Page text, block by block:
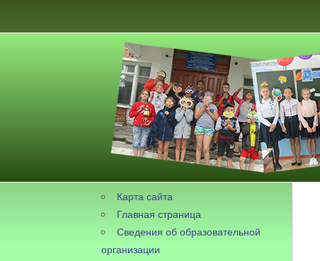
Карта сайта
Главная страница
Сведения об образовательной
организации